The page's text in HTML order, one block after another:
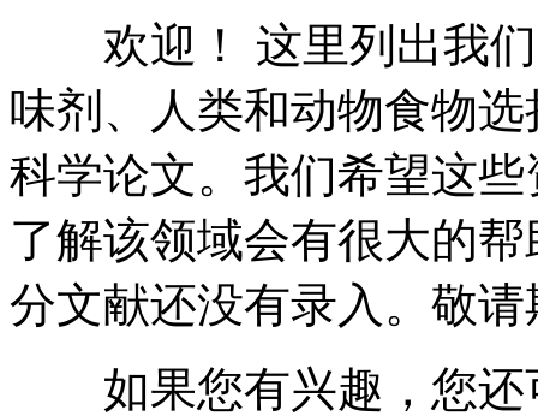
欢迎！ 这里列出我们
味剂、人类和动物食物
科学论文。我们希望这
了解该领域会有很大的
分文献还没有录入。敬请
如果您有兴趣，您还